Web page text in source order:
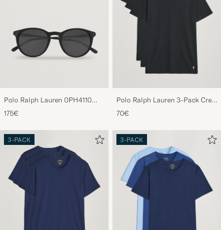
Polo Ralph Lauren 0PH4110
Round Sunglasses Matte Black
175€
Polo Ralph Lauren 3-Pack Crew
Neck T-Shirt Black
70€
3-PACK 3-PACK